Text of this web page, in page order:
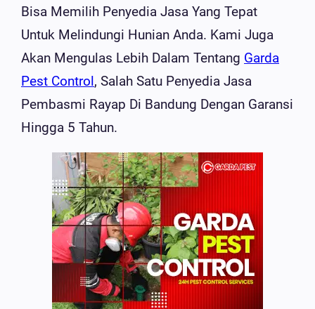
Bisa Memilih Penyedia Jasa Yang Tepat
Untuk Melindungi Hunian Anda. Kami Juga
Akan Mengulas Lebih Dalam Tentang Garda
Pest Control, Salah Satu Penyedia Jasa
Pembasmi Rayap Di Bandung Dengan Garansi
Hingga 5 Tahun.